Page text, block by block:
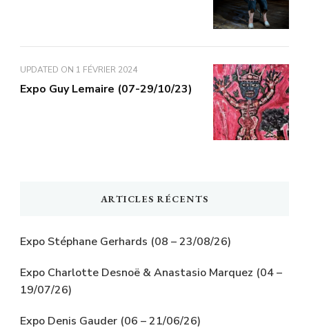
UPDATED ON 1 FÉVRIER 2024
Expo Guy Lemaire (07-29/10/23)
ARTICLES RÉCENTS
Expo Stéphane Gerhards (08 – 23/08/26)
Expo Charlotte Desnoë & Anastasio Marquez (04 –
19/07/26)
Expo Denis Gauder (06 – 21/06/26)